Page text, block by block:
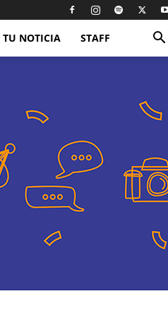
TU NOTICIA STAFF